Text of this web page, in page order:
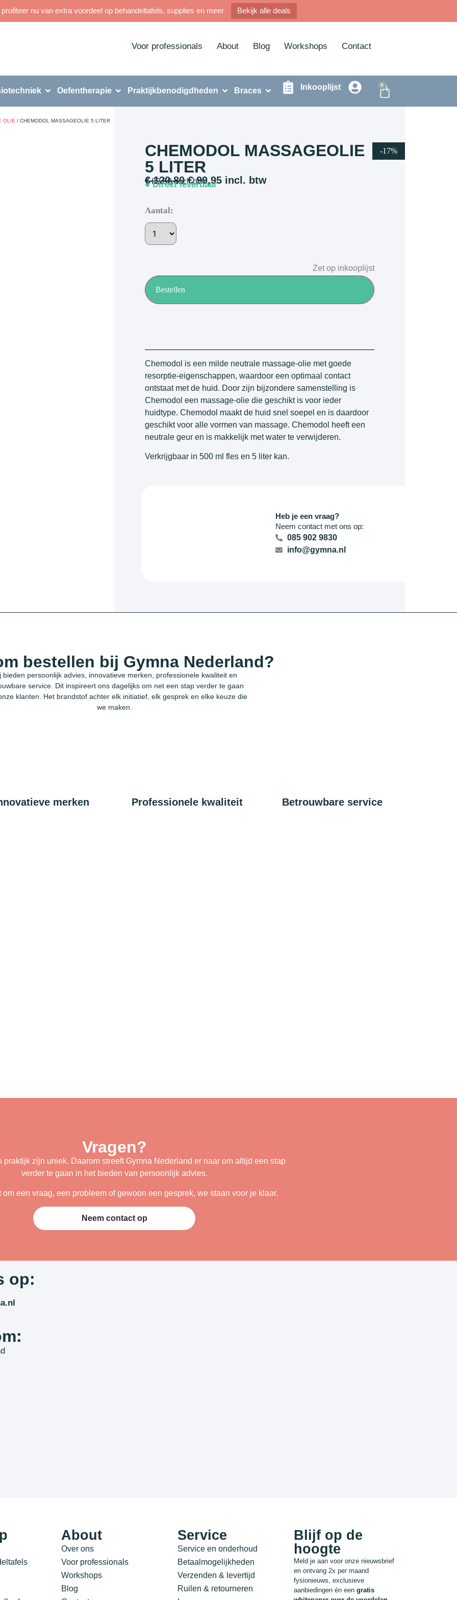
nu van extra voordeel op behandeltafels, supplies en meer Bekijk alle deals
Voor professionals About Blog Workshops Contact
Oefentherapie Praktijkbenodigdheden Braces Inkooplijst 0
OLIE / CHEMODOL MASSAGEOLIE 5 LITER
CHEMODOL MASSAGEOLIE
5 LITER
-17%
€120,80 €99,95 incl. btw
€82,60excl. btw
● Direct leverbaar
Aantal:
Bestellen
Zet op inkooplijst
Chemodol is een milde neutrale massage-olie met goede
resorptie-eigenschappen, waardoor een optimaal contact
ontstaat met de huid. Door zijn bijzondere samenstelling is
Chemodol een massage-olie die geschikt is voor ieder
huidtype. Chemodol maakt de huid snel soepel en is daardoor
geschikt voor alle vormen van massage. Chemodol heeft een
neutrale geur en is makkelijk met water te verwijderen.
Verkrijgbaar in 500 ml fles en 5 liter kan.
Heb je een vraag?
Neem contact met ons op:
085 902 9830
info@gymna.nl
bestellen bij Gymna Nederland?
bieden persoonlijk advies, innovatieve merken, professionele kwaliteit en
service. Dit inspireert ons dagelijks om net een stap verder te gaan
klanten. Het brandstof achter elk initiatief, elk gesprek en elke keuze die
we maken.
merken Professionele kwaliteit Betrouwbare service
Vragen?
praktijk zijn uniek. Daarom streeft Gymna Nederland er naar om altijd een stap
verder te gaan in het bieden van persoonlijk advies.
om een vraag, een probleem of gewoon een gesprek, we staan voor je klaar.
Neem contact op
op:
About
Over ons
Voor professionals
Workshops
Blog
Service
Service en onderhoud
Betaalmogelijkheden
Verzenden & levertijd
Ruilen & retourneren
Blijf op de
hoogte
Meld je aan voor onze nieuwsbrief
en ontvang 2x per maand
fysionieuws, exclusieve
aanbiedingen én een gratis